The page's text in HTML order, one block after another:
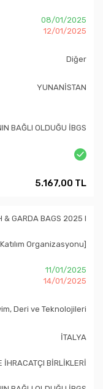
08/01/2025
12/01/2025
Diğer
YUNANİSTAN
BAĞLI OLDUĞU İBGS
5.167,00 TL
& GARDA BAGS 2025 I
Organizasyonu]
11/01/2025
14/01/2025
Deri ve Teknolojileri
İTALYA
İHRACATÇI BİRLİKLERİ